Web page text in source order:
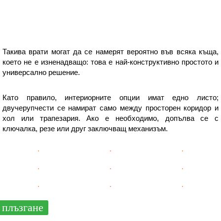
Такива врати могат да се намерят вероятно във всяка къща,
което не е изненадващо: това е най-конструктивно простото и
универсално решение.
Като правило, интериорните опции имат едно листо;
двучерупчести се намират само между просторен коридор и
хол или трапезария. Ако е необходимо, допълва се с
ключалка, резе или друг заключващ механизъм.
плъзгане